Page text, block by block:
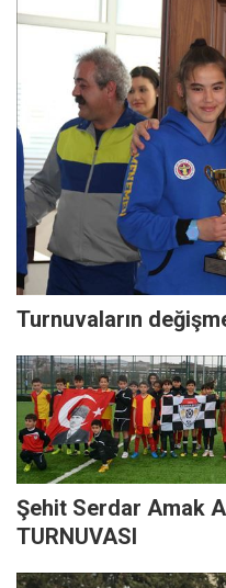
Turnuvaların
Şehit Serdar Amak
TURNUVASI